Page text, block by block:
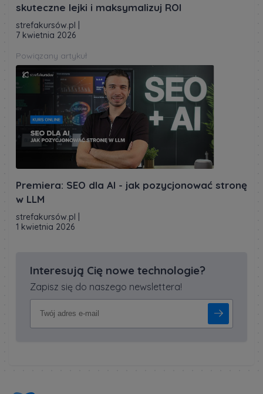
skuteczne lejki i maksymalizuj ROI
strefakursów.pl
7 kwietnia 2026
Powiązany artykuł
Premiera: SEO dla AI - jak pozycjonować stronę
w LLM
strefakursów.pl
1 kwietnia 2026
Interesują Cię nowe technologie?
Zapisz się do naszego newslettera!